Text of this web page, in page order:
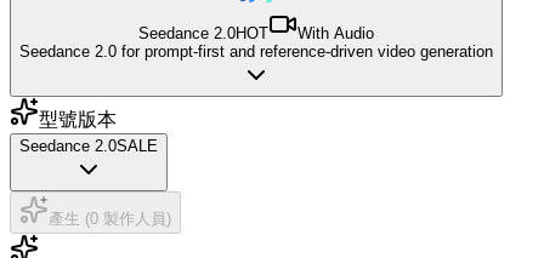
Seedance 2.0HOT
With Audio
Seedance 2.0 for prompt-first and reference-driven video generation
型號版本
Seedance 2.0SALE
產生 (0 製作人員)